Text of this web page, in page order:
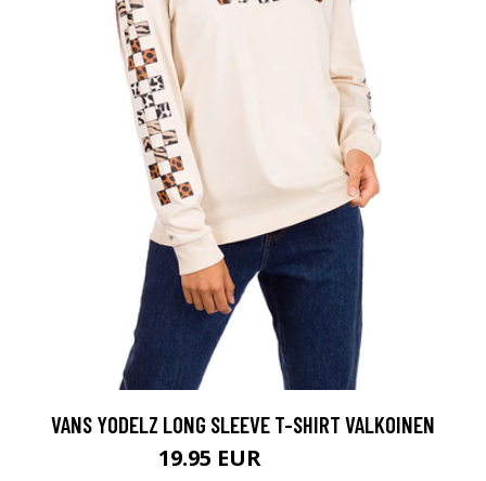
VANS YODELZ LONG SLEEVE T-SHIRT VALKOINEN
19.95 EUR